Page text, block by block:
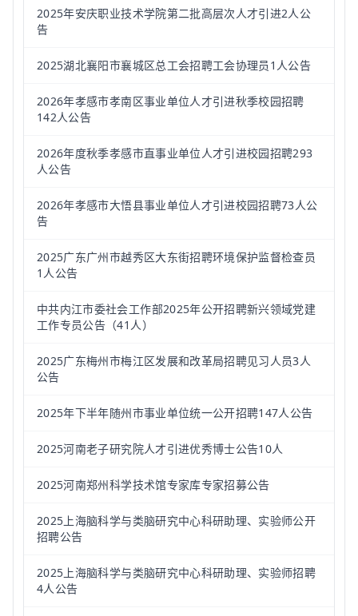
2025年安庆职业技术学院第二批高层次人才引进2人公
告
2025湖北襄阳市襄城区总工会招聘工会协理员1人公告
2026年孝感市孝南区事业单位人才引进秋季校园招聘
142人公告
2026年度秋季孝感市直事业单位人才引进校园招聘293
人公告
2026年孝感市大悟县事业单位人才引进校园招聘73人公
告
2025广东广州市越秀区大东街招聘环境保护监督检查员
1人公告
中共内江市委社会工作部2025年公开招聘新兴领域党建
工作专员公告（41人）
2025广东梅州市梅江区发展和改革局招聘见习人员3人
公告
2025年下半年随州市事业单位统一公开招聘147人公告
2025河南老子研究院人才引进优秀博士公告10人
2025河南郑州科学技术馆专家库专家招募公告
2025上海脑科学与类脑研究中心科研助理、实验师公开
招聘公告
2025上海脑科学与类脑研究中心科研助理、实验师招聘
4人公告